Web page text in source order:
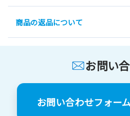
商品の返品について
お問い
お問い合わせフォー